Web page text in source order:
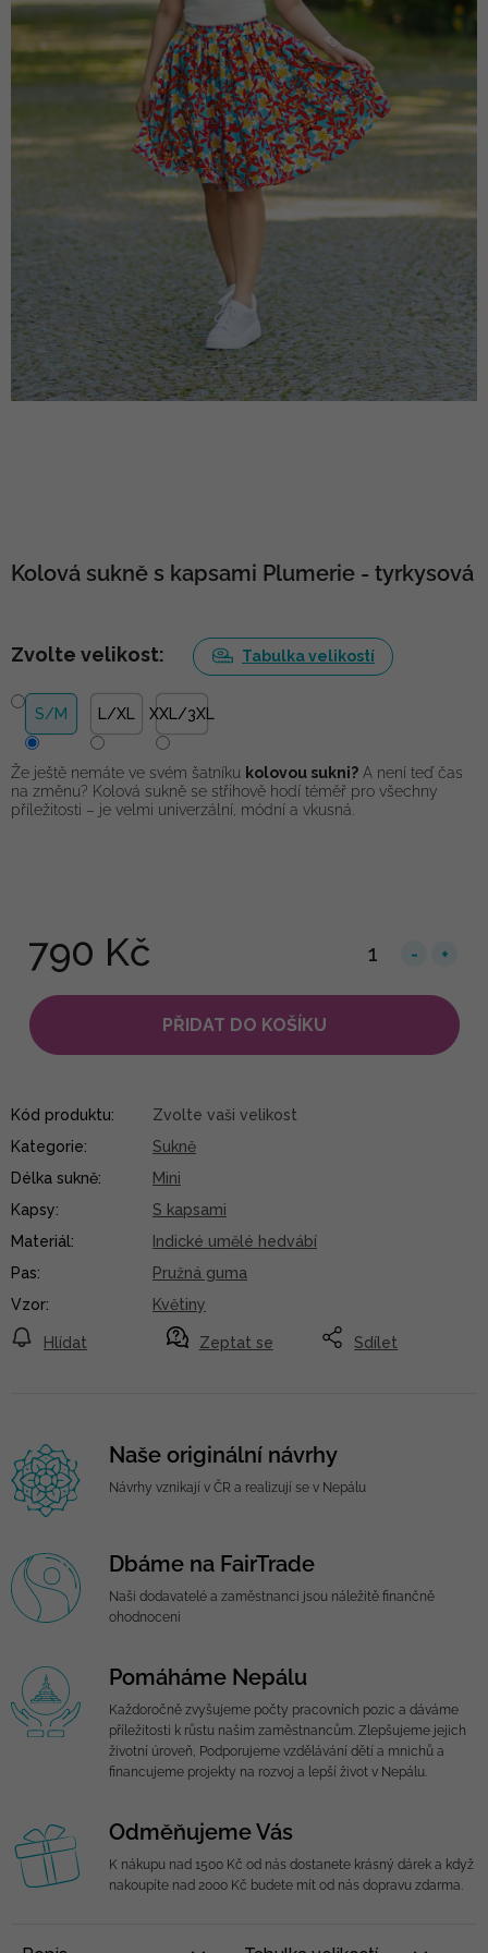
Kolová sukně s kapsami Plumerie - tyrkysová
790 Kč
PŘIDAT DO KOŠÍKU
Zvolte velikost: Tabulka velikostí
S/M L/XL XXL/3XL
Že ještě nemáte ve svém šatníku kolovou sukni? A není teď čas
na změnu? Kolová sukně se střihově hodí téměř pro všechny
příležitosti – je velmi univerzální, módní a vkusná.
Zeptat se
Hlídat Sdílet
Kód produktu:
Zvolte vaši velikost
Kategorie:
Sukně
Délka sukně:
Mini
Kapsy:
S kapsami
Materiál:
Indické umělé hedvábí
Pas:
Pružná guma
Vzor: Květiny
Naše originální návrhy
Návrhy vznikají v ČR a realizují se v Nepálu
Dbáme na FairTrade
Naši dodavatelé a zaměstnanci jsou náležitě finančně
ohodnoceni
Pomáháme Nepálu
Každoročně zvyšujeme počty pracovních pozic a dáváme
příležitosti k růstu našim zaměstnancům. Zlepšujeme jejich
životní úroveň, Podporujeme vzdělávání dětí a mnichů a
financujeme projekty na rozvoj a lepší život v Nepálu.
Odměňujeme Vás
K nákupu nad 1500 Kč od nás dostanete krásný dárek a když
nakoupíte nad 2000 Kč budete mít od nás dopravu zdarma.